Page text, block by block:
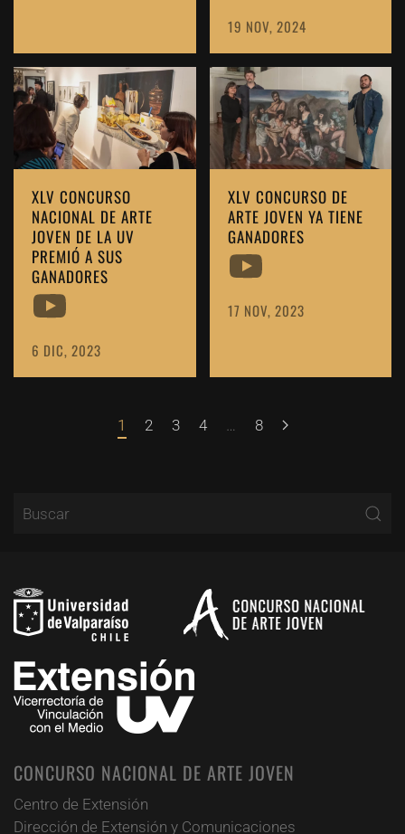
19 NOV, 2024
XLV CONCURSO
NACIONAL DE ARTE
JOVEN DE LA UV
PREMIÓ A SUS
GANADORES
6 DIC, 2023
XLV CONCURSO DE
ARTE JOVEN YA TIENE
GANADORES
17 NOV, 2023
1 2 3 4 … 8
CONCURSO NACIONAL DE ARTE JOVEN
Centro de Extensión
Dirección de Extensión y Comunicaciones